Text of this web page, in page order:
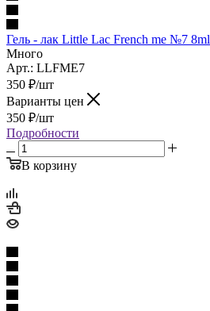
Гель - лак Little Lac French me №7 8ml
Много
Арт.: LLFME7
350 ₽/шт
Варианты цен
350 ₽/шт
Подробности
В корзину